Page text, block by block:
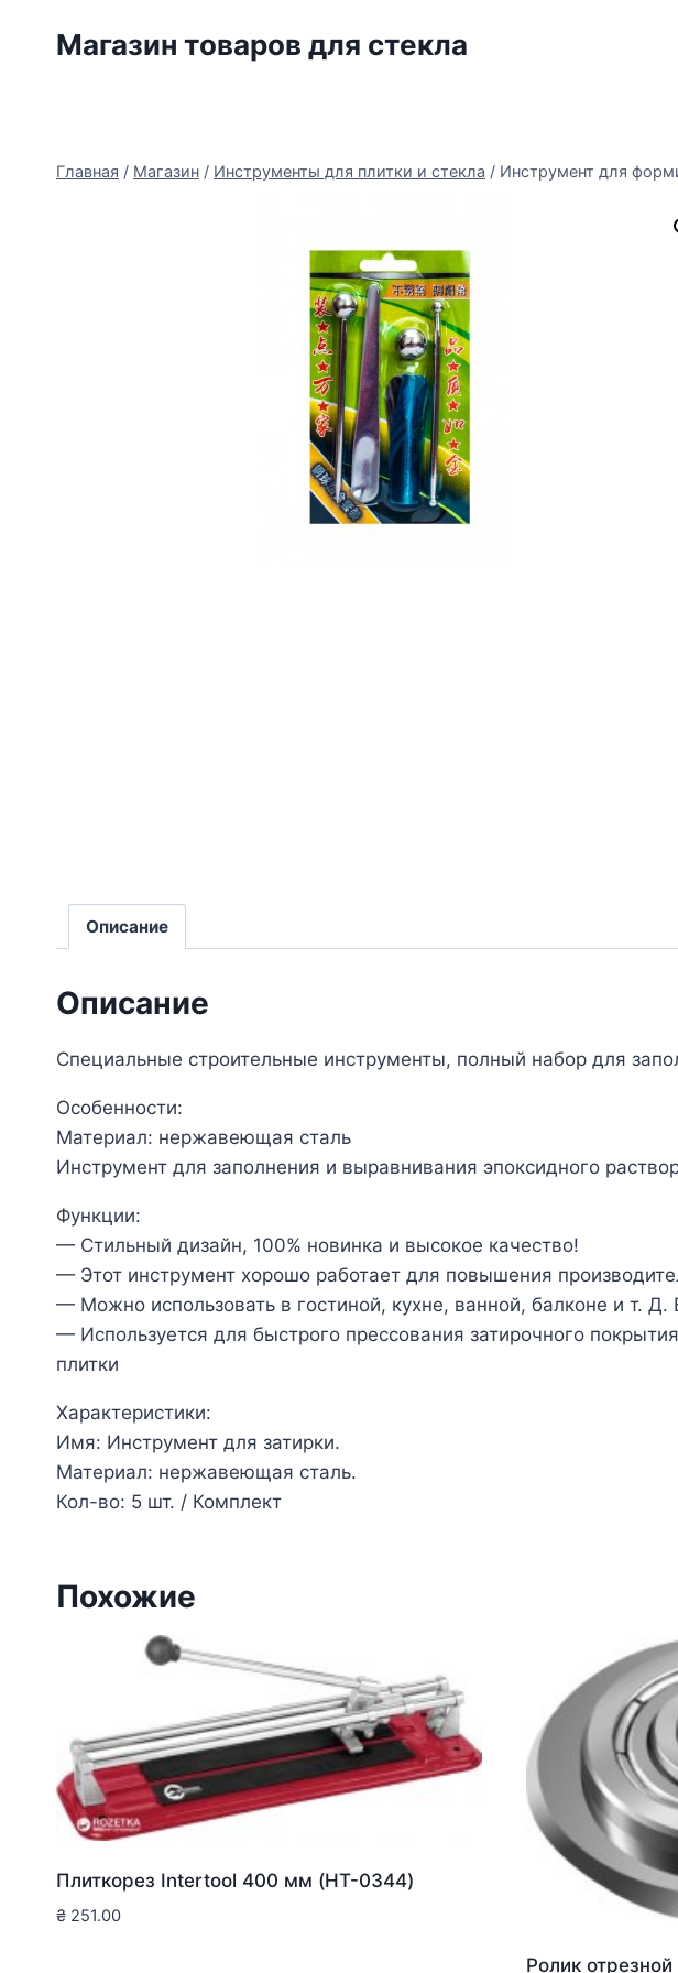
Магазин товаров для стекла
Главная / Магазин / Инструменты для плитки и стекла / Инструмент для
Описание
Описание
Специальные строительные инструменты, полный набор для
Особенности:
Материал: нержавеющая сталь
Инструмент для заполнения и выравнивания эпоксидного
Функции:
— Стильный дизайн, 100% новинка и высокое качество!
— Этот инструмент хорошо работает для повышения
— Можно использовать в гостиной, кухне, ванной, балконе и т.
— Используется для быстрого прессования затирочного
плитки
Характеристики:
Имя: Инструмент для затирки.
Материал: нержавеющая сталь.
Кол-во: 5 шт. / Комплект
Похожие
Плиткорез Intertool 400 мм (HT-0344)
₴ 251.00
Ролик